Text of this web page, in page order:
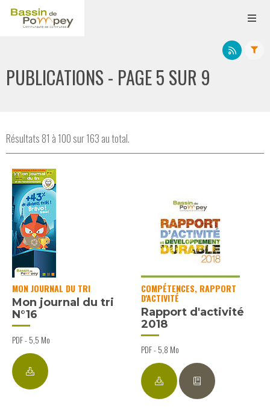
PUBLICATIONS - PAGE 5 SUR 9
Résultats 81 à 100 sur 163 au total.
MON JOURNAL DU TRI
Mon journal du tri
N°16
PDF - 5,5 Mo
COMPÉTENCES, RAPPORT
D'ACTIVITÉ
Rapport d'activité
2018
PDF - 5,8 Mo